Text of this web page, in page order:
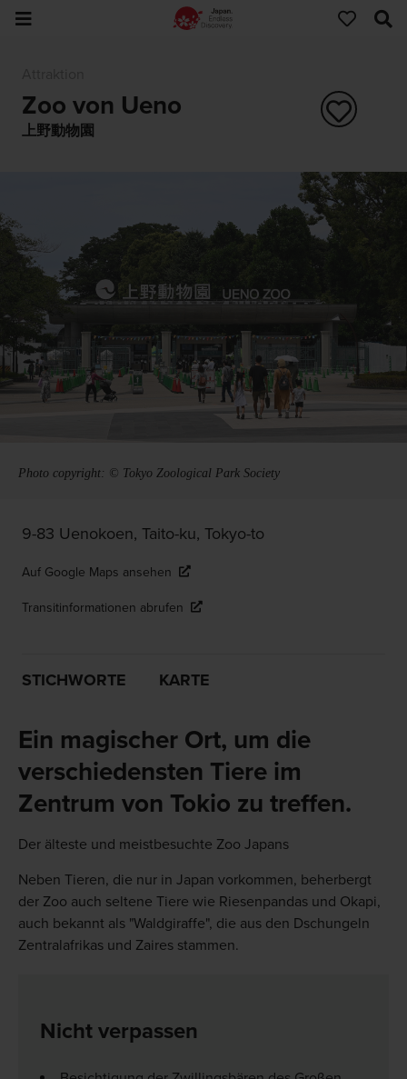
Zoo von Ueno
上野動物園
Photo copyright: © Tokyo Zoological Park Society
9-83 Uenokoen, Taito-ku, Tokyo-to
Auf Google Maps ansehen
Transitinformationen abrufen
STICHWORTE KARTE
Ein magischer Ort, um die
verschiedensten Tiere im
Zentrum von Tokio zu treffen.
Der älteste und meistbesuchte Zoo Japans
Neben Tieren, die nur in Japan vorkommen, beherbergt
der Zoo auch seltene Tiere wie Riesenpandas und Okapi,
auch bekannt als "Waldgiraffe", die aus den Dschungeln
Zentralafrikas und Zaires stammen.
Nicht verpassen